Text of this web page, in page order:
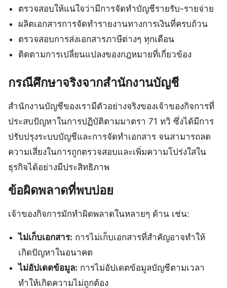
ตรวจสอบให้แน่ใจว่ามีการจัดทำบัญชีรายรับ-รายจ่าย
ผลิตเอกสารการจัดทำรายงานทางการเงินที่ครบถ้วน
ตรวจสอบการส่งเอกสารภาษีต่างๆ ทุกเดือน
ติดตามการเปลี่ยนแปลงของกฎหมายที่เกี่ยวข้อง
กรณีศึกษาจริงจากสำนักงานบัญชี
สำนักงานบัญชีของเรามีตัวอย่างจริงของเจ้าของกิจการที่
ประสบปัญหาในการปฏิบัติตามมาตรา 71 ทวิ ซึ่งได้มีการ
ปรับปรุงระบบบัญชีและการจัดทำเอกสาร จนสามารถลด
ความเสี่ยงในการถูกตรวจสอบและเพิ่มความโปร่งใสใน
ธุรกิจได้อย่างมีประสิทธิภาพ
ข้อผิดพลาดที่พบบ่อย
เจ้าของกิจการมักทำผิดพลาดในหลายๆ ด้าน เช่น:
ไม่เก็บเอกสาร: การไม่เก็บเอกสารที่สำคัญอาจทำให้
เกิดปัญหาในอนาคต
ไม่อัปเดตข้อมูล: การไม่อัปเดตข้อมูลบัญชีตามเวลา
ทำให้เกิดความไม่ถูกต้อง